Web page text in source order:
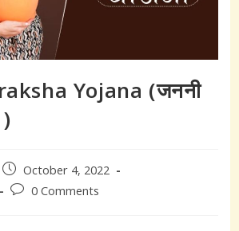
Yojana (जननी
Post
published:
October 4, 2022
Post0 Comments